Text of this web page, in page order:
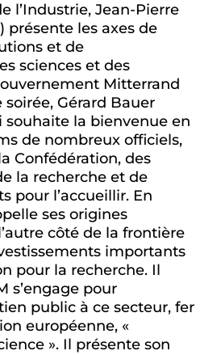
l’Industrie, Jean-Pierre
présente les axes de
et de
sciences et des
Mitterrand
Gérard Bauer
la bienvenue en
de nombreux officiels,
Confédération, des
la recherche et de
pour l’accueillir. En
ses origines
côté de la frontière
importants
pour la recherche. Il
s’engage pour
public à ce secteur, fer
européenne, «
». Il présente son